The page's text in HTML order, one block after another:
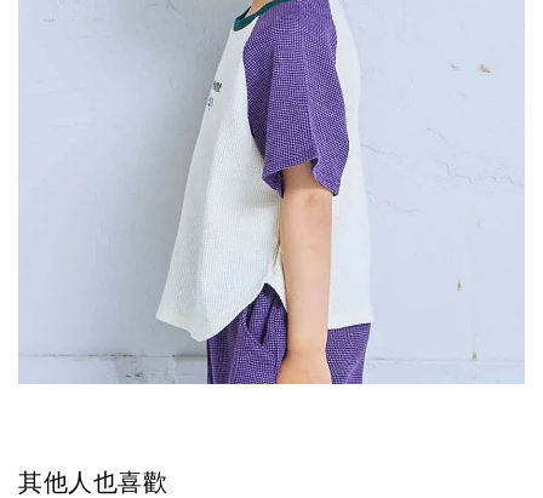
其他人也喜歡